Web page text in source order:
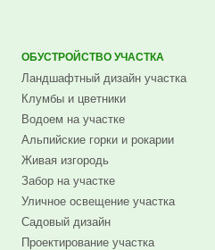
ОБУСТРОЙСТВО УЧАСТКА
Ландшафтный дизайн участка
Клумбы и цветники
Водоем на участке
Альпийские горки и рокарии
Живая изгородь
Забор на участке
Уличное освещение участка
Садовый дизайн
Проектирование участка